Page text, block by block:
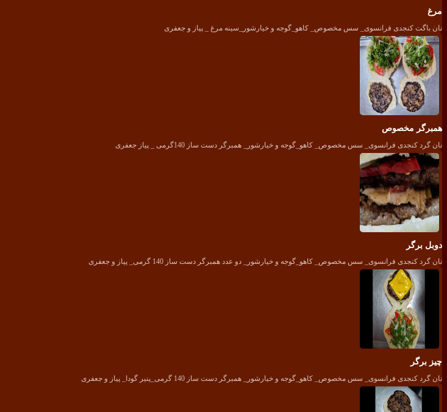
مرغ
نان باگت کنجدی فرانسوی_ سس مخصوص_ کاهو_گوجه و خیارشور_سینه مرغ _ پیاز و جعفری
همبرگر مخصوص
نان گرد کنجدی فرانسوی_ سس مخصوص_ کاهو_گوجه و خیارشور_ همبرگر دست ساز 140گرمی _ پیاز جعفری
دوبل برگر
نان گرد کنجدی فرانسوی_ سس مخصوص_ کاهو_گوجه و خیارشور_ دو عدد همبرگر دست ساز 140 گرمی_ پیاز و جعفری
چیز برگر
نان گرد کنجدی فرانسوی_ سس مخصوص_ کاهو_گوجه و خیارشور_ همبرگر دست ساز 140 گرمی_پنیر گودا_ پیاز و جعفری